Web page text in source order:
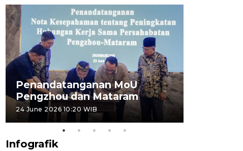
Penandatanganan MoU
Pengzhou dan Mataram
24 June 2026 10:20 WIB
Infografik